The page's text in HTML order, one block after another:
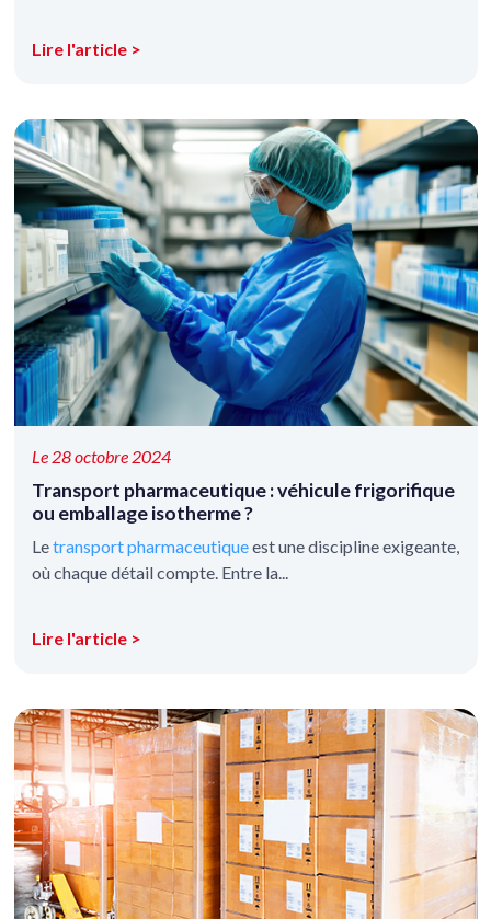
Lire l'article >
Le 28 octobre 2024
Transport pharmaceutique : véhicule frigorifique
ou emballage isotherme ?
Letransport pharmaceutiqueest une discipline exigeante,
où chaque détail compte. Entre la...
Lire l'article >